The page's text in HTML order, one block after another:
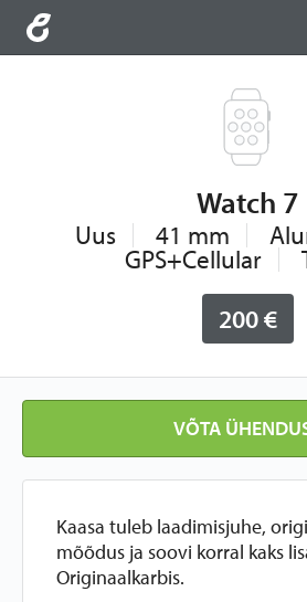
Watch 7
Uus 41 mm
GPS+Cellular
200 €
VÕTA
Kaasa tuleb laadimisjuhe,
mõõdus ja soovi korral kaks
Originaalkarbis.